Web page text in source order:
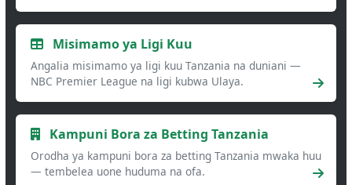
Misimamo ya Ligi Kuu
Angalia misimamo ya ligi kuu Tanzania na duniani —
NBC Premier League na ligi kubwa Ulaya.
Kampuni Bora za Betting Tanzania
Orodha ya kampuni bora za betting Tanzania mwaka huu
— tembelea uone huduma na ofa.